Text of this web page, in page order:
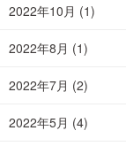
2022年10月 (1)
2022年8月 (1)
2022年7月 (2)
2022年5月 (4)